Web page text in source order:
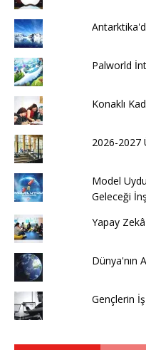
Palworld
Konaklı
2026-2027
Model
Geleceği
Yapay
Dünya'nın
Gençlerin